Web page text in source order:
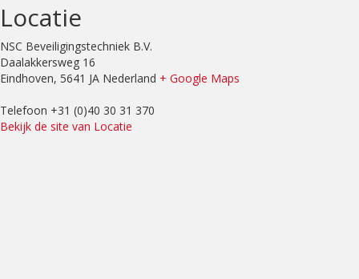
Locatie
NSC Beveiligingstechniek B.V.
Daalakkersweg 16
Eindhoven, 5641 JA Nederland + Google Maps
Telefoon +31 (0)40 30 31 370
Bekijk de site van Locatie